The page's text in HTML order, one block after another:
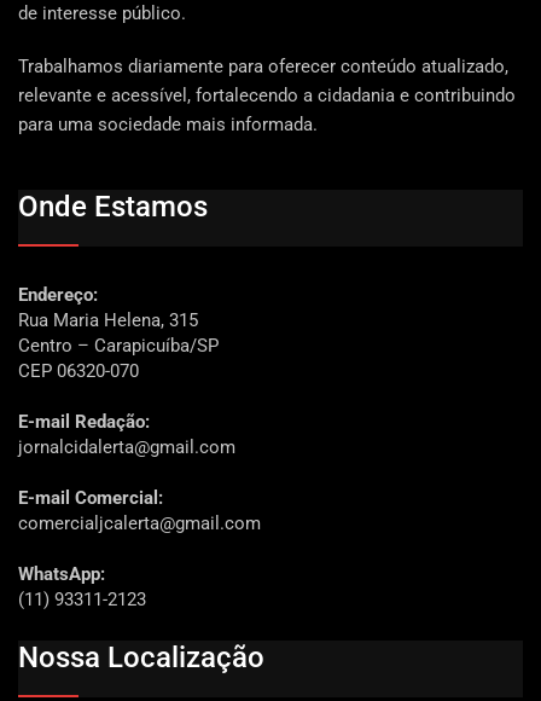
de interesse público.
Trabalhamos diariamente para oferecer conteúdo atualizado,
relevante e acessível, fortalecendo a cidadania e contribuindo
para uma sociedade mais informada.
Onde Estamos
Endereço:
Rua Maria Helena, 315
Centro – Carapicuíba/SP
CEP 06320-070
E-mail Redação:
jornalcidalerta@gmail.com
E-mail Comercial:
comercialjcalerta@gmail.com
WhatsApp:
(11) 93311-2123
Nossa Localização